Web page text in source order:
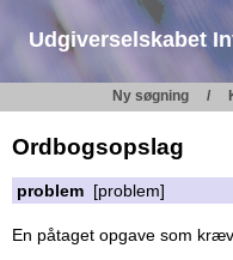
Udgiverselskabet
Ny søgning
Ordbogsopslag
problem [problem]
En påtaget opgave som